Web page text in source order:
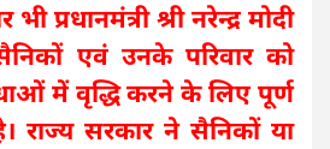
प्रधानमंत्री श्री नरेन्द्र मोदी
एवं उनके परिवार को
में वृद्धि करने के लिए पूर्ण
राज्य सरकार ने सैनिकों या